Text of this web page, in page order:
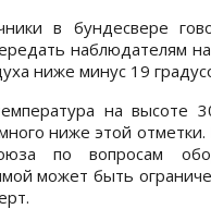
в бундесвере
наблюдателям
ниже минус 19
на высоте
ниже этой
по вопросам
может быть